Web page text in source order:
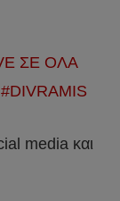
ΣΕ ΟΛΑ
media και